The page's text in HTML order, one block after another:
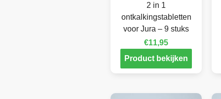
2 in 1
ontkalkingstabletten
voor Jura – 9 stuks
€11,95
Product bekijken